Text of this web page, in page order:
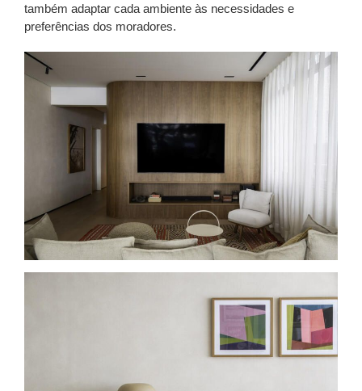
também adaptar cada ambiente às necessidades e
preferências dos moradores.